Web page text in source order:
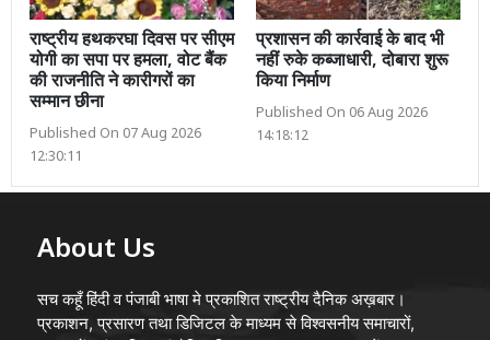
राष्ट्रीय हथकरघा दिवस पर सीएम
योगी का सपा पर हमला, वोट बैंक
की राजनीति ने कारीगरों का
सम्मान छीना
Published On 07 Aug 2026
12:30:11
प्रशासन की कार्रवाई के बाद भी
नहीं रुके कब्जाधारी, दोबारा शुरू
किया निर्माण
Published On 06 Aug 2026
14:18:12
About Us
सच कहूँ हिंदी व पंजाबी भाषा मे प्रकाशित राष्ट्रीय दैनिक अख़बार।
प्रकाशन, प्रसारण तथा डिजिटल के माध्यम से विश्वसनीय समाचारों,